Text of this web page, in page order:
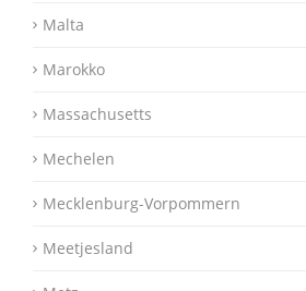
Malta
Marokko
Massachusetts
Mechelen
Mecklenburg-Vorpommern
Meetjesland